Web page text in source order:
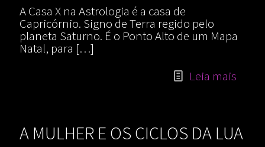
A Casa X na Astrologia é a casa de
Capricórnio. Signo de Terra regido pelo
planeta Saturno. É o Ponto Alto de um Mapa
Natal, para […]
Leia mais
A MULHER E OS CICLOS DA LUA